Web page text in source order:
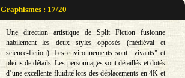
Graphismes : 17/20
Une direction artistique de Split Fiction fusionne
habilement les deux styles opposés (médiéval et
science-fiction). Les environnements sont "vivants" et
pleins de détails. Les personnages sont détaillés et dotés
d’une excellente fluidité lors des déplacements en 4K et